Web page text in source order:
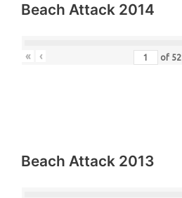
Beach Attack 2014
« ‹ of 52
Beach Attack 2013